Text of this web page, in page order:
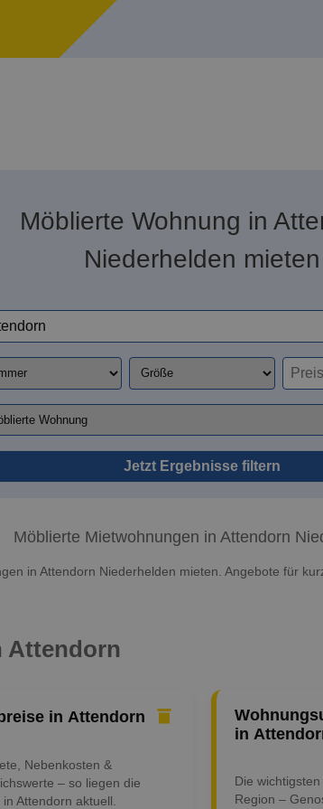
Möblierte Wohnung in
Niederhelden mieten
Jetzt Ergebnisse filtern
Möblierte Mietwohnungen in Attendorn
in Attendorn Niederhelden mieten. Angebote für
Attendorn
in Attendorn
Nebenkosten &
– so liegen die
Attendorn aktuell.
in
Die
Region –